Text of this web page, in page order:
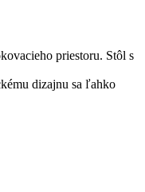
priestoru. Stôl s
dizajnu sa ľahko